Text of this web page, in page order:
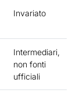
Invariato
Intermediari,
non fonti
ufficiali